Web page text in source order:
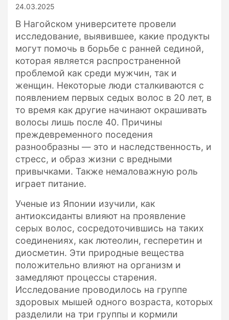
24.03.2025
В Нагойском университете провели
исследование, выявившее, какие продукты
могут помочь в борьбе с ранней сединой,
которая является распространенной
проблемой как среди мужчин, так и
женщин. Некоторые люди сталкиваются с
появлением первых седых волос в 20 лет, в
то время как другие начинают окрашивать
волосы лишь после 40. Причины
преждевременного поседения
разнообразны — это и наследственность, и
стресс, и образ жизни с вредными
привычками. Также немаловажную роль
играет питание.
Ученые из Японии изучили, как
антиоксиданты влияют на проявление
серых волос, сосредоточившись на таких
соединениях, как лютеолин, гесперетин и
диосметин. Эти природные вещества
положительно влияют на организм и
замедляют процессы старения.
Исследование проводилось на группе
здоровых мышей одного возраста, которых
разделили на три группы и кормили